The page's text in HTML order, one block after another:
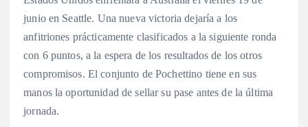
junio en Seattle. Una nueva victoria dejaría a los
anfitriones prácticamente clasificados a la siguiente ronda
con 6 puntos, a la espera de los resultados de los otros
compromisos. El conjunto de Pochettino tiene en sus
manos la oportunidad de sellar su pase antes de la última
jornada.